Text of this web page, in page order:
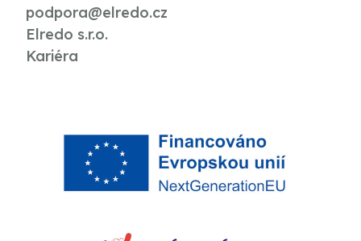
podpora@elredo.cz
Elredo s.r.o.
Kariéra